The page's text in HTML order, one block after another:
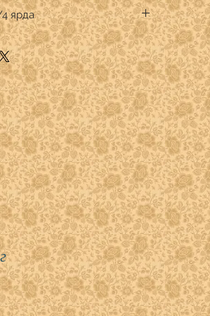
Brothers
премиум
ярда
кратном 1/4 ярда.
указывать:
-1
- 2
3
4